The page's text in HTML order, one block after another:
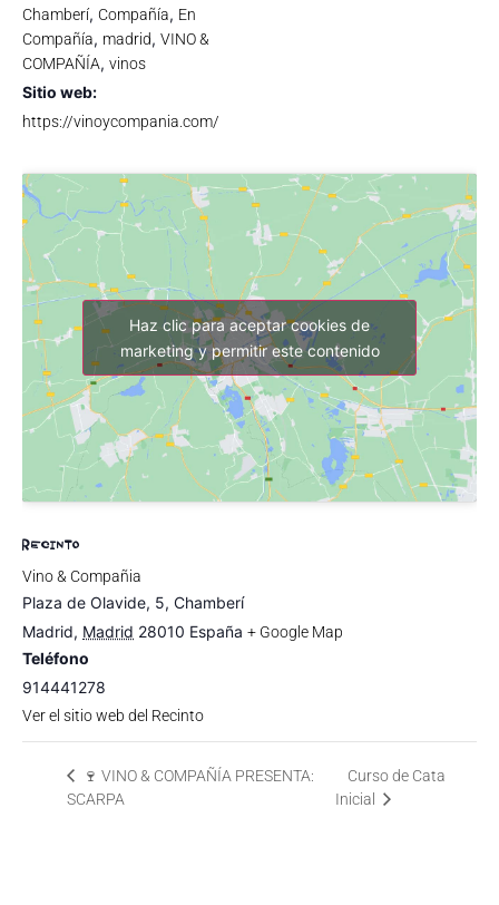
Chamberí, Compañía, En
Compañía, madrid, VINO &
COMPAÑÍA, vinos
Sitio web:
https://vinoycompania.com/
RECINTO
Vino & Compañia
Plaza de Olavide, 5, Chamberí
Madrid, Madrid 28010 España + Google Map
Teléfono
914441278
Ver el sitio web del Recinto
Haz clic para aceptar cookies de
marketing y permitir este contenido
🍷 VINO & COMPAÑÍA PRESENTA:
SCARPA
Curso de Cata
Inicial